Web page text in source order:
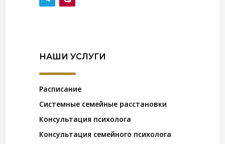
НАШИ УСЛУГИ
Расписание
Системные семейные расстановки
Консультация психолога
Консультация семейного психолога